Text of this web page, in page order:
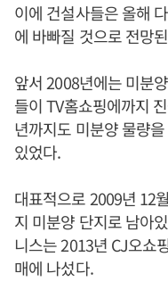
이에 건설사들은 올해
에 바빠질 것으로 전망
앞서 2008년에는 미분
들이 TV홈쇼핑에까지
년까지도 미분양 물량
있었다.
대표적으로 2009년 12
지 미분양 단지로 남아
니스는 2013년 CJ오쇼
매에 나섰다.